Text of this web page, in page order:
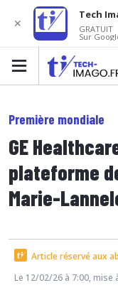
Première mondiale
GE
plateforme
Marie-
Article réservé aux
Le 12/02/26 à 7:00, mise
✕
Tech
GRATUIT
Sur